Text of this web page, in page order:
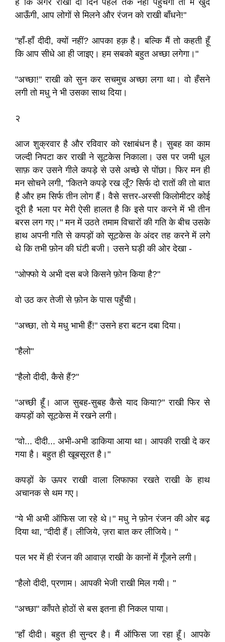
है कि अगर राखी दो दिन पहले तक नहीं पहुंचेगी तो मैं खुद
आऊँगी, आप लोगों से मिलने और रंजन को राखी बाँधने!"
"हाँ-हाँ दीदी, क्यों नहीं? आपका हक़ है। बल्कि मैं तो कहती हूँ
कि आप सीधे आ ही जाइए। हम सबको बहुत अच्छा लगेगा।"
"अच्छा!" राखी को सुन कर सचमुच अच्छा लगा था। वो हँसने
लगी तो मधु ने भी उसका साथ दिया।
२
आज शुक्रवार है और रविवार को रक्षाबंधन है। सुबह का काम
जल्दी निपटा कर राखी ने सूटकेस निकाला। उस पर जमी धूल
साफ़ कर उसने गीले कपड़े से उसे अच्छे से पोंछा। फिर मन ही
मन सोचने लगी, "कितने कपड़े रख लूँ? सिर्फ दो रातों की तो बात
है और हम सिर्फ तीन लोग हैं। वैसे सत्तर-अस्सी किलोमीटर कोई
दूरी है भला पर मेरी ऐसी हालत है कि इसे पार करने में भी तीन
बरस लग गए।" मन में उठते तमाम विचारों की गति के बीच उसके
हाथ अपनी गति से कपड़ों को सूटकेस के अंदर तह करने में लगे
थे कि तभी फ़ोन की घंटी बजी। उसने घड़ी की ओर देखा -
"ओफ्फो ये अभी दस बजे किसने फ़ोन किया है?"
वो उठ कर तेजी से फ़ोन के पास पहुँची।
"अच्छा, तो ये मधु भाभी हैं!" उसने हरा बटन दबा दिया।
"हैलो"
"हैलो दीदी, कैसे हैं?"
"अच्छी हूँ। आज सुबह-सुबह कैसे याद किया?" राखी फिर से
कपड़ों को सूटकेस में रखने लगी।
"वो... दीदी... अभी-अभी डाकिया आया था। आपकी राखी दे कर
गया है। बहुत ही खूबसूरत है।"
कपड़ों के ऊपर राखी वाला लिफाफा रखते राखी के हाथ
अचानक से थम गए।
"ये भी अभी ऑफिस जा रहे थे।" मधु ने फ़ोन रंजन की ओर बढ़
दिया था, "दीदी हैं। लीजिये, ज़रा बात कर लीजिये। "
पल भर में ही रंजन की आवाज़ राखी के कानों में गूँजने लगी।
"हैलो दीदी, प्रणाम। आपकी भेजी राखी मिल गयी। "
"अच्छा" काँपते होठों से बस इतना ही निकल पाया।
"हाँ दीदी। बहुत ही सुन्दर है। मैं ऑफिस जा रहा हूँ। आपके